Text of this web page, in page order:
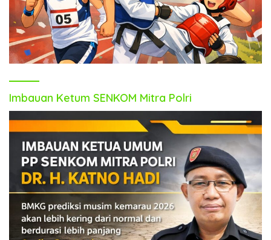
Imbauan Ketum SENKOM Mitra Polri